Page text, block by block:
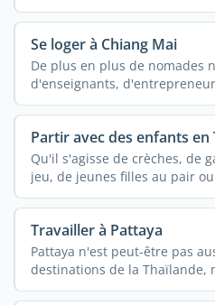
Se loger à Chiang Mai
De plus en plus de nomades
d'enseignants,
Partir avec des enfants en
Qu'il s'agisse de crèches, de
jeu, de jeunes filles au pair
Travailler à Pattaya
Pattaya n'est peut-être pas
destinations de la Thaïlande,